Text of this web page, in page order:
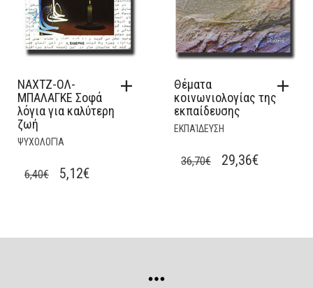
ΝΑΧΤΖ-ΟΛ-
ΜΠΑΛΑΓΚΕ Σοφά
λόγια για καλύτερη
ζωή
ΨΥΧΟΛΟΓΊΑ
6,40€
ORIGINAL
5,12€CURRENT
Θέματα
κοινωνιολογίας της
εκπαίδευσης
ΕΚΠΑΊΔΕΥΣΗ
36,70€
ORIGINAL
29,36€CURRENT